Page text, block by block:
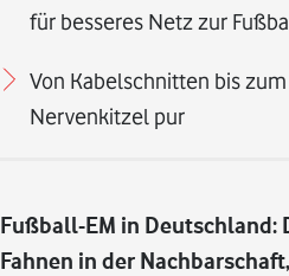
für besseres Netz zur
Von Kabelschnitten bis
Nervenkitzel pur
Fußball-EM in Deutschland:
Fahnen in der